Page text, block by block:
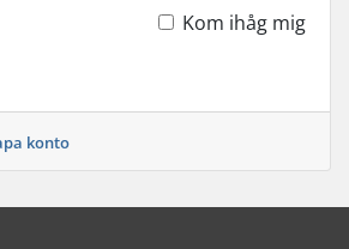
Kom ihåg mig
konto